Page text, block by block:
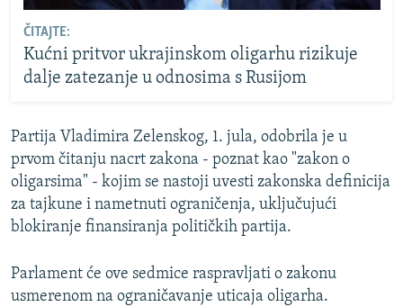
ČITAJTE:
Kućni pritvor ukrajinskom oligarhu rizikuje
dalje zatezanje u odnosima s Rusijom
Partija Vladimira Zelenskog, 1. jula, odobrila je u
prvom čitanju nacrt zakona - poznat kao "zakon o
oligarsima" - kojim se nastoji uvesti zakonska definicija
za tajkune i nametnuti ograničenja, uključujući
blokiranje finansiranja političkih partija.
Parlament će ove sedmice raspravljati o zakonu
usmerenom na ograničavanje uticaja oligarha.